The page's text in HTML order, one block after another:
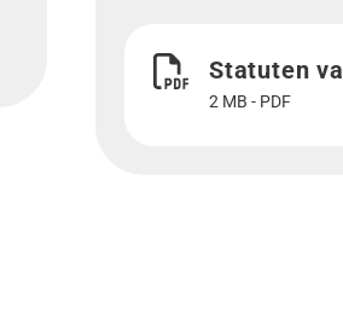
Statuten
2 MB - PDF